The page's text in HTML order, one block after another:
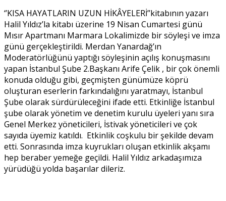
‘’KISA HAYATLARIN UZUN HİKÂYELERİ’’kitabının yazarı
Halil Yıldız’la kitabı üzerine 19 Nisan Cumartesi günü
Mısır Apartmanı Marmara Lokalimizde bir söyleşi ve imza
günü gerçekleştirildi. Merdan Yanardağ’ın
Moderatörlüğünü yaptığı söyleşinin açılış konuşmasını
yapan İstanbul Şube 2.Başkanı Arife Çelik , bir çok önemli
konuda olduğu gibi, geçmişten günümüze köprü
oluşturan eserlerin farkındalığını yaratmayı, İstanbul
Şube olarak sürdürüleceğini ifade etti. Etkinliğe İstanbul
şube olarak yönetim ve denetim kurulu üyeleri yanı sıra
Genel Merkez yöneticileri, İstivak yöneticileri ve çok
sayıda üyemiz katıldı. Etkinlik coşkulu bir şekilde devam
etti. Sonrasında imza kuyrukları oluşan etkinlik akşamı
hep beraber yemeğe geçildi. Halil Yıldız arkadaşımıza
yürüdüğü yolda başarılar dileriz.